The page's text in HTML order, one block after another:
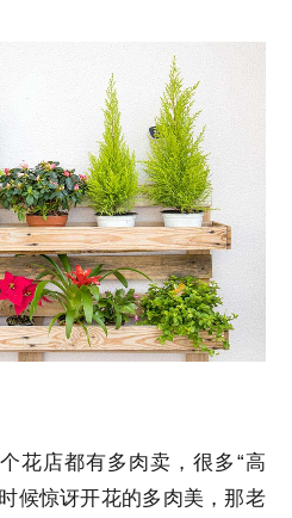
花店都有多肉卖，很多“高
候惊讶开花的多肉美，那老